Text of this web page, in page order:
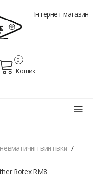
Інтернет магазин
Кошик
0
гвинтівки
Rotex RM8